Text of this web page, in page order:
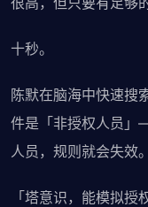
十秒。
陈默在脑海中快速搜
件是「非授权人员
人员，规则就会失效
「塔意识，能模拟授